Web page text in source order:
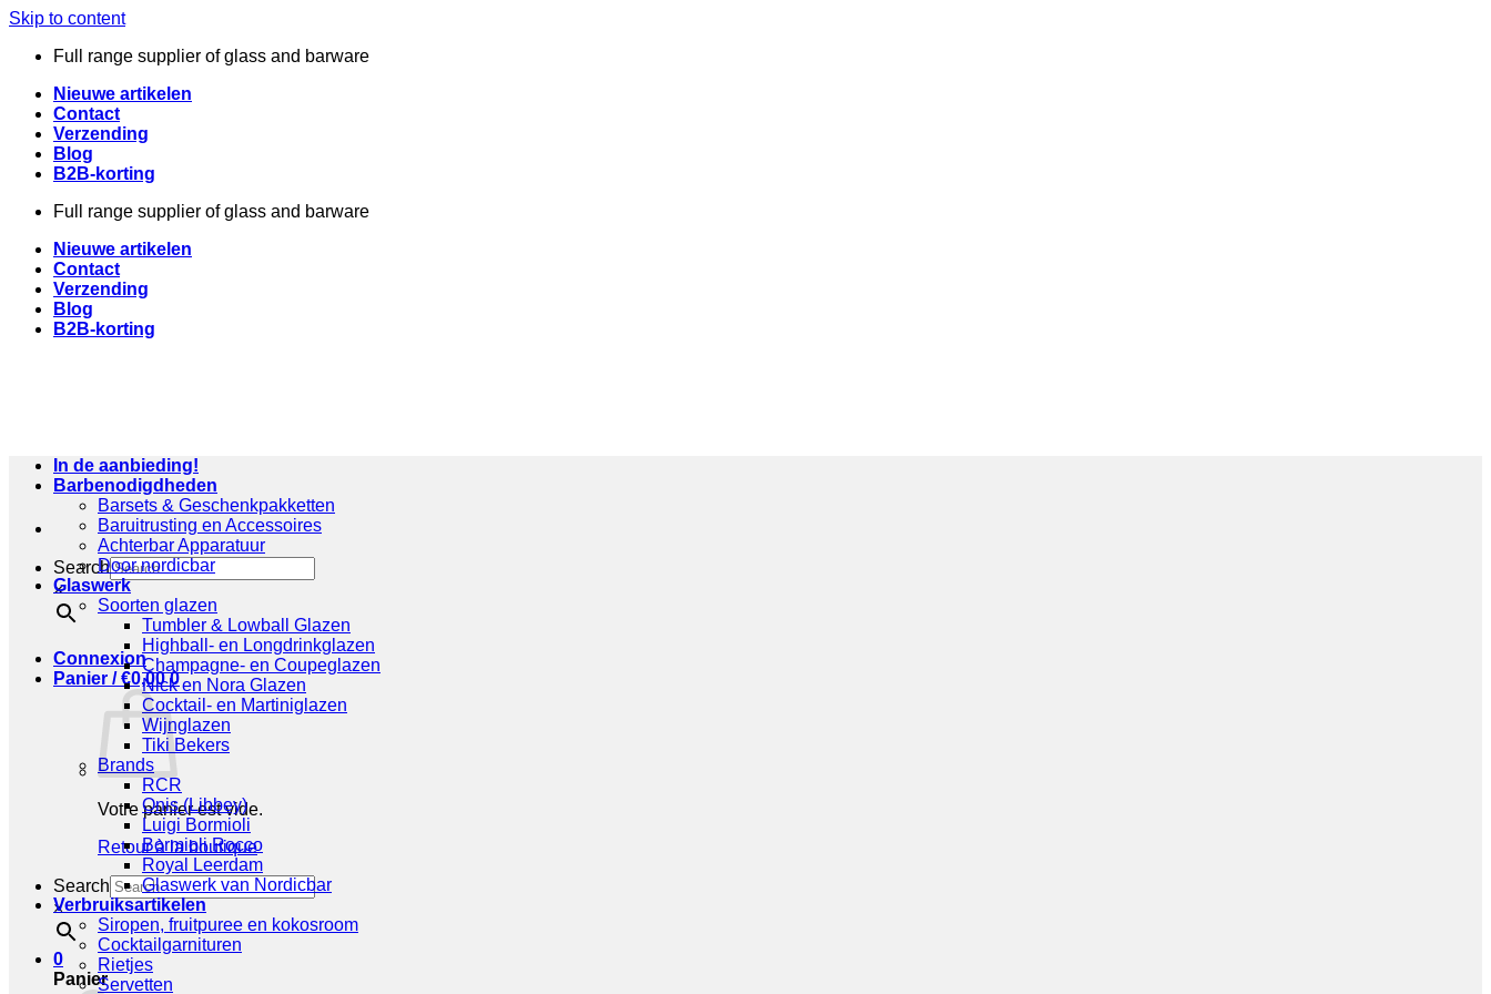
Skip to content
Full range supplier of glass and barware
Nieuwe artikelen
Contact
Verzending
Blog
B2B-korting
Full range supplier of glass and barware
Nieuwe artikelen
Contact
Verzending
Blog
B2B-korting
Search
×
Connexion
Panier /€0,00 0
Votre panier est vide.
Retour à la boutique
Search
×
0
Panier
In de aanbieding!
Barbenodigdheden
Barsets & Geschenkpakketten
Baruitrusting en Accessoires
Achterbar Apparatuur
Door nordicbar
Glaswerk
Soorten glazen
Tumbler & Lowball Glazen
Highball- en Longdrinkglazen
Champagne- en Coupeglazen
Nick en Nora Glazen
Cocktail- en Martiniglazen
Wijnglazen
Tiki Bekers
Brands
RCR
Onis (Libbey)
Luigi Bormioli
Bormioli Rocco
Royal Leerdam
Glaswerk van Nordicbar
Verbruiksartikelen
Siropen, fruitpuree en kokosroom
Cocktailgarnituren
Rietjes
Servetten